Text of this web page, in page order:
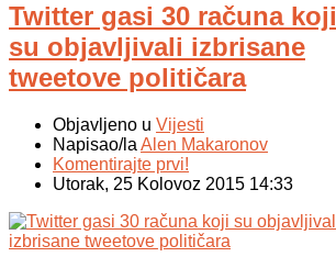
Twitter gasi 30 računa koji
su objavljivali izbrisane
tweetove političara
Objavljeno u Vijesti
Napisao/la Alen Makaronov
Komentirajte prvi!
Utorak, 25 Kolovoz 2015 14:33